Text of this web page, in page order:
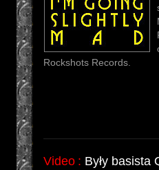
Rockshots Records.
Video : Były basista